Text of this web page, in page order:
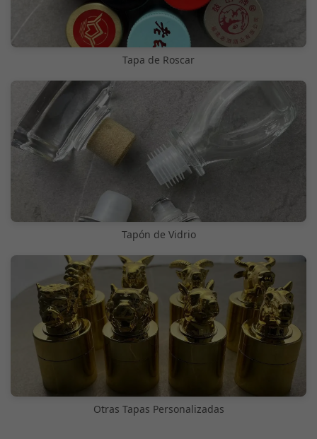
Tapa de Roscar
Tapón de Vidrio
Otras Tapas Personalizadas